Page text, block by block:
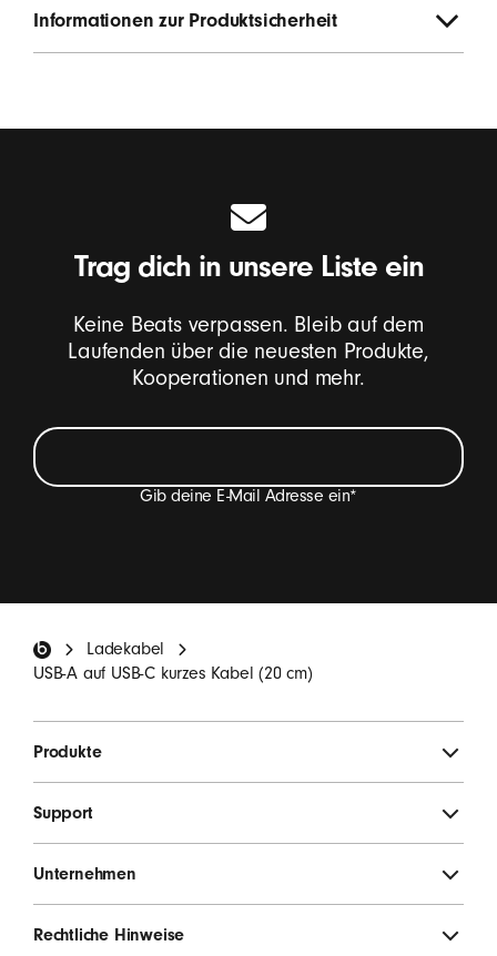
Informationen zur Produktsicherheit
Trag dich in unsere Liste ein
Keine Beats verpassen. Bleib auf dem
Laufenden über die neuesten Produkte,
Kooperationen und mehr.
Gib deine E-Mail Adresse ein*
Einladungen zu Umfragen enthalten.*
ANMELDEN
Ladekabel
USB-A auf USB-C kurzes Kabel (20 cm)
Produkte
Support
Unternehmen
Rechtliche Hinweise